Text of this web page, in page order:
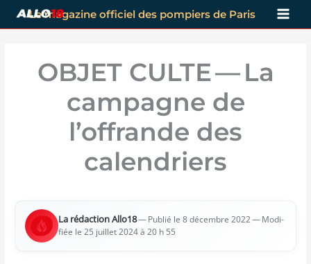
Aller
au
Le magazine officiel des pompiers de Paris
OBJET CULTE — La
campagne de
l’offrande des
calendriers
La rédac­tion Allo18— Publié le 8 décembre 2022— Modi­
fiée le 25 juillet 2024 à 20 h 55